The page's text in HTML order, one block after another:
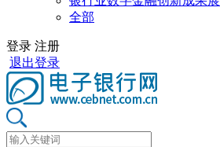
全部
登录 注册
退出登录